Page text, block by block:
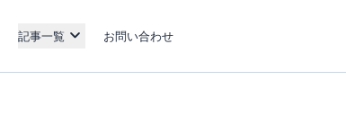
記事一覧 お問い合わせ